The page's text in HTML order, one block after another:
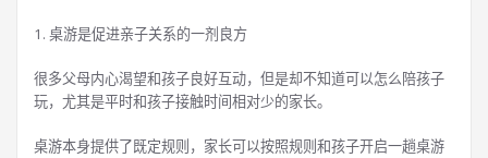
1. 桌游是促进亲子关系的一剂良方
很多父母内心渴望和孩子良好互动，但是却不知道可以怎么陪孩子
玩，尤其是平时和孩子接触时间相对少的家长。
桌游本身提供了既定规则，家长可以按照规则和孩子开启一趟桌游